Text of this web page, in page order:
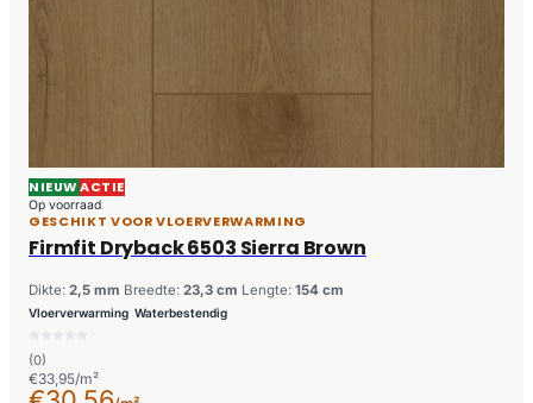
NIEUWACTIE
Op voorraad
GESCHIKT VOOR VLOERVERWARMING
Firmfit Dryback 6503 Sierra Brown
Dikte: 2,5 mm Breedte: 23,3 cm Lengte: 154 cm
Vloerverwarming Waterbestendig
(0)
€33,95/m²